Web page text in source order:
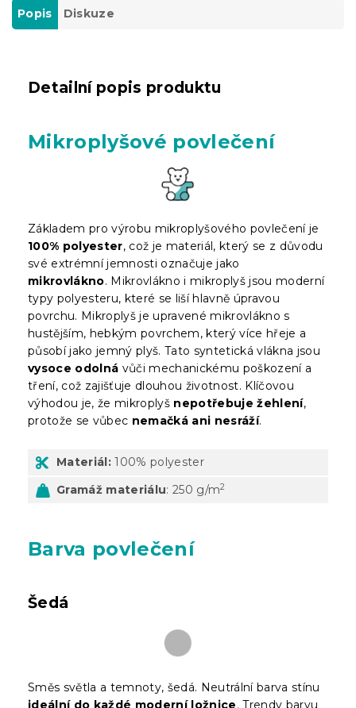
Popis Diskuze
Detailní popis produktu
Mikroplyšové povlečení
Základem pro výrobu mikroplyšového povlečení je
100% polyester, což je materiál, který se z důvodu
své extrémní jemnosti označuje jako
mikrovlákno. Mikrovlákno i mikroplyš jsou moderní
typy polyesteru, které se liší hlavně úpravou
povrchu. Mikroplyš je upravené mikrovlákno s
hustějším, hebkým povrchem, který více hřeje a
působí jako jemný plyš. Tato syntetická vlákna jsou
vysoce odolná vůči mechanickému poškození a
tření, což zajišťuje dlouhou životnost. Klíčovou
výhodou je, že mikroplyš nepotřebuje žehlení,
protože se vůbec nemačká ani nesráží.
Materiál: 100% polyester
Gramáž materiálu: 250 g/m2
Barva povlečení
Šedá
Směs světla a temnoty, šedá. Neutrální barva stínu
ideální do každé moderní ložnice. Trendy barvu